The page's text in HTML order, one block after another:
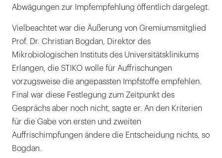
Abwägungen zur Impfempfehlung öffentlich dargelegt.
Vielbeachtet war die Äußerung von Gremiumsmitglied
Prof. Dr. Christian Bogdan, Direktor des
Mikrobiologischen Instituts des Universitätsklinikums
Erlangen, die STIKO wolle für Auffrischungen
vorzugsweise die angepassten Impfstoffe empfehlen.
Final war diese Festlegung zum Zeitpunkt des
Gesprächs aber noch nicht, sagte er. An den Kriterien
für die Gabe von ersten und zweiten
Auffrischimpfungen ändere die Entscheidung nichts, so
Bogdan.